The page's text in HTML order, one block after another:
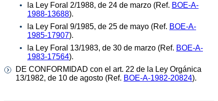
la Ley Foral 2/1988, de 24 de marzo (Ref. BOE-A-
1988-13688).
la Ley Foral 9/1985, de 25 de mayo (Ref. BOE-A-
1985-17907).
la Ley Foral 13/1983, de 30 de marzo (Ref. BOE-A-
1983-17564).
DE CONFORMIDAD con el art. 22 de la Ley Orgánica
13/1982, de 10 de agosto (Ref. BOE-A-1982-20824).